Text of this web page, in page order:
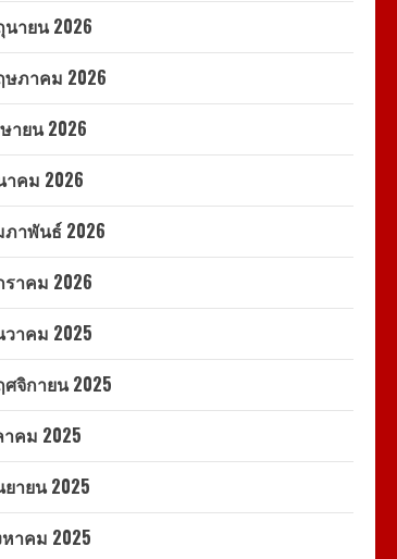
ายน 2026
ภาคม 2026
ายน 2026
คม 2026
ภาพันธ์ 2026
าคม 2026
าคม 2025
จิกายน 2025
คม 2025
ายน 2025
าคม 2025